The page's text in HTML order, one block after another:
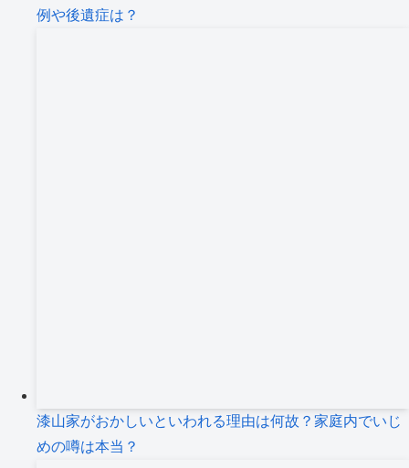
例や後遺症は？
漆山家がおかしいといわれる理由は何故？家庭内でいじ
めの噂は本当？